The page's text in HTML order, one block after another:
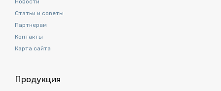
Статьи и советы
Партнерам
Контакты
Карта сайта
Продукция